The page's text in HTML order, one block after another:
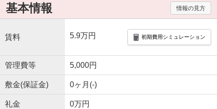
基本情報 情報の見方
賃料 5.9万円 初期費用シミュレーション
管理費等 5,000円
敷金(保証金) 0ヶ月(-)
礼金 0万円